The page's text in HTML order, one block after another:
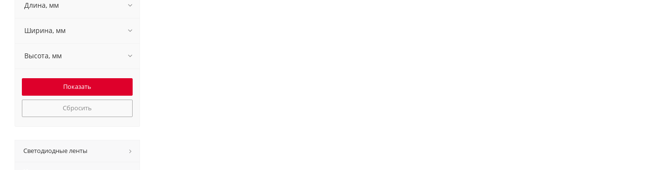
Длина, мм
Ширина, мм
Высота, мм
Сбросить
Светодиодные ленты